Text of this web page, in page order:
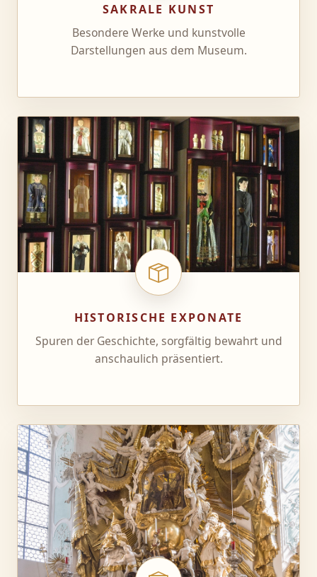
SAKRALE KUNST
Besondere Werke und kunstvolle
Darstellungen aus dem Museum.
HISTORISCHE EXPONATE
Spuren der Geschichte, sorgfältig bewahrt und
anschaulich präsentiert.